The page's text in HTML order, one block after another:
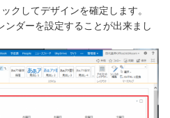
クしてデザインを確定します。
ンダーを設定することが出来まし